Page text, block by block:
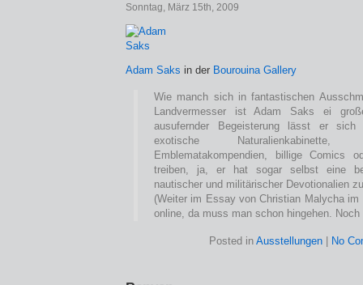
Sonntag, März 15th, 2009
Adam Saks in der Bourouina Gallery
Wie manch sich in fantastischen
Landvermesser ist Adam Saks ei
ausufernder Begeisterung lässt er sich
exotische
Emblematakompendien, billige Comics
treiben, ja, er hat sogar selbst eine
nautischer und militärischer Devotionalien
(Weiter im Essay von Christian Malycha
online, da muss man schon hingehen.
Posted in Ausstellungen| No